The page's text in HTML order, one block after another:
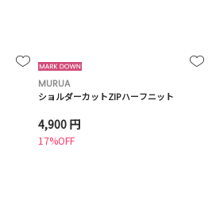
MURUA
ショルダーカットZIPハーフニット
4,900 円
17%OFF